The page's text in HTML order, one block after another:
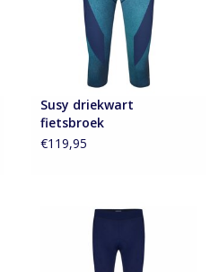
Susy driekwart
fietsbroek
€119,95